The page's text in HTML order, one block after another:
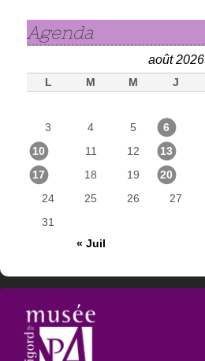
Agenda
août 2026
L M M J
3
4 5 6
10
11 12 13
17
18 19 20
24
25 26 27
31
« Juil